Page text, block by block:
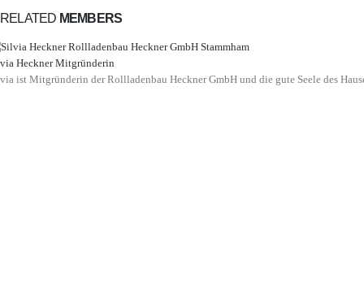
RELATED MEMBERS
Heckner Mitgründerin
ist Mitgründerin der Rollladenbau Heckner GmbH und die gute Seele des